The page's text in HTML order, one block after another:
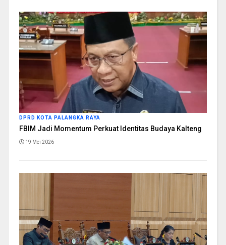
DPRD KOTA PALANGKA RAYA
FBIM Jadi Momentum Perkuat Identitas Budaya Kalteng
19 Mei 2026